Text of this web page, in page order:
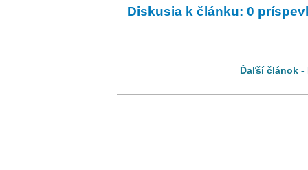
Diskusia k článku: 0
Ďaľší článok -